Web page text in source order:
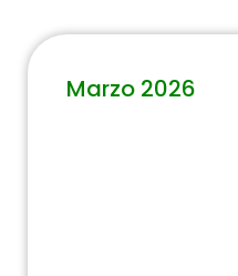
Marzo 2026